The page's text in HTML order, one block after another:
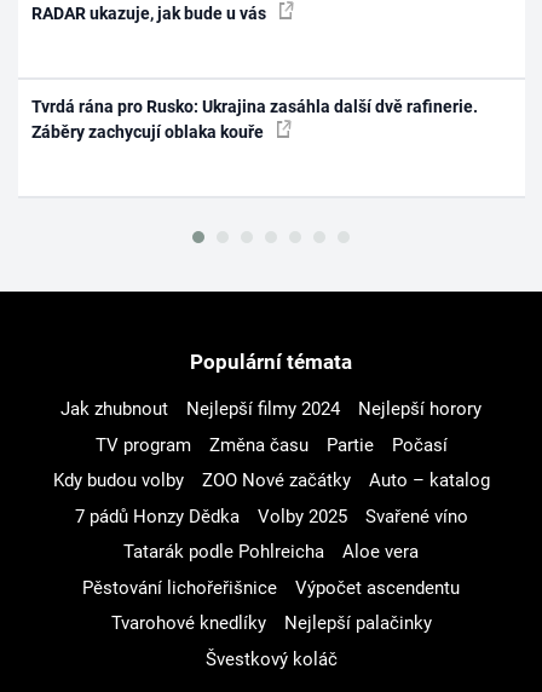
RADAR ukazuje, jak bude u vás
Tvrdá rána pro Rusko: Ukrajina zasáhla další dvě rafinerie.
Záběry zachycují oblaka kouře
Populární témata
Jak zhubnout Nejlepší filmy 2024
Nejlepší horory
TV program
Změna času Partie
Počasí
Kdy budou volby
ZOO Nové začátky
Auto – katalog
7 pádů Honzy Dědka
Volby 2025
Svařené víno
Tatarák podle Pohlreicha
Aloe vera
Pěstování lichořeřišnice
Výpočet ascendentu
Tvarohové knedlíky
Nejlepší palačinky
Švestkový koláč